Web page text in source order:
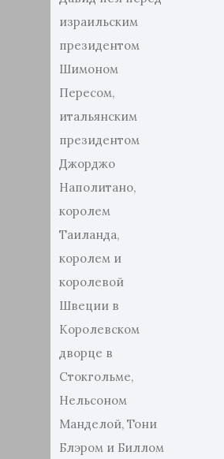
израильским
президентом
Шимоном
Пересом,
итальянским
президентом
Джорджо
Наполитано,
королем
Таиланда,
королем и
королевой
Швеции в
Королевском
дворце в
Стокгольме,
Нельсоном
Манделой, Тони
Блэром и Биллом